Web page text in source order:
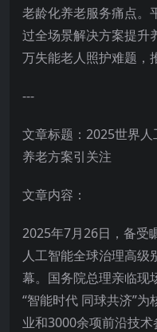
老龄化养老服务痛点。
过全场景解决方案提升
万失能老人照护难题，
---
文章标题：2025世界
养老方案引关注
文章内容：
2025年7月26日，备受
人工智能全球治理高级
幕。国务院总理亲临现
“智能时代 同球共济”
业和3000余项前沿技